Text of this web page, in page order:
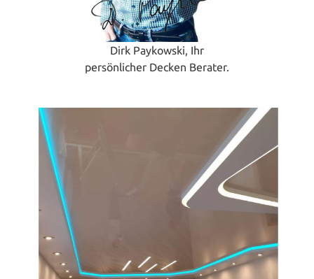
Dirk Paykowski, Ihr
persönlicher Decken Berater.